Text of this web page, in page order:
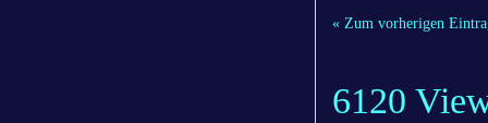
« Zum vorherigen
6120